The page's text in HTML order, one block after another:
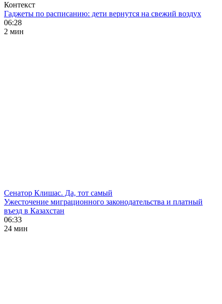
Контекст
Гаджеты по расписанию: дети вернутся на свежий воздух
06:28
2 мин
Сенатор Клишас. Да, тот самый
Ужесточение миграционного законодательства и платный
въезд в Казахстан
06:33
24 мин